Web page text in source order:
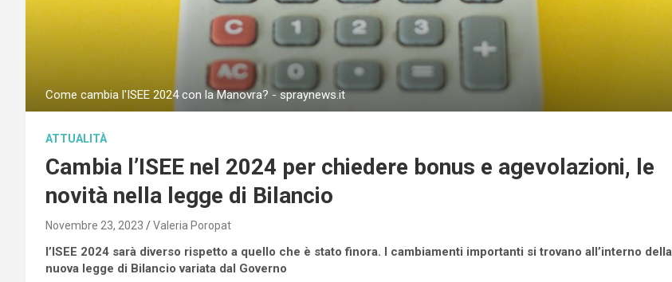
Come cambia l'ISEE 2024 con la Manovra? - spraynews.it
ATTUALITÀ
Cambia l’ISEE nel 2024 per chiedere bonus e agevolazioni, le
novità nella legge di Bilancio
Novembre 23, 2023 Valeria Poropat
l’ISEE 2024 sarà diverso rispetto a quello che è stato finora. I cambiamenti importanti si trovano all’interno della
nuova legge di Bilancio variata dal Governo